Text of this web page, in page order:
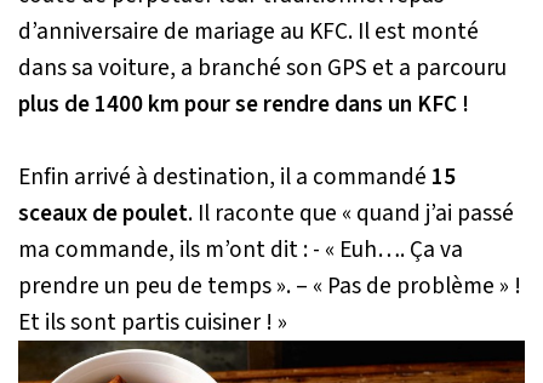
d’anniversaire de mariage au KFC. Il est monté
dans sa voiture, a branché son GPS et a parcouru
plus de 1400 km pour se rendre dans un KFC !
Enfin arrivé à destination, il a commandé 15
sceaux de poulet. Il raconte que « quand j’ai passé
ma commande, ils m’ont dit : - « Euh…. Ça va
prendre un peu de temps ». – « Pas de problème » !
Et ils sont partis cuisiner ! »